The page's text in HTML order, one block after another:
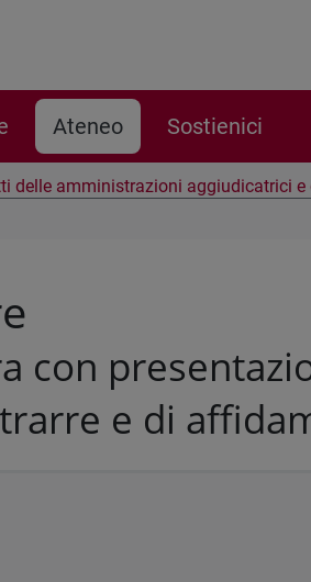
Ateneo Sostienici
delle amministrazioni aggiudicatrici
con
e di